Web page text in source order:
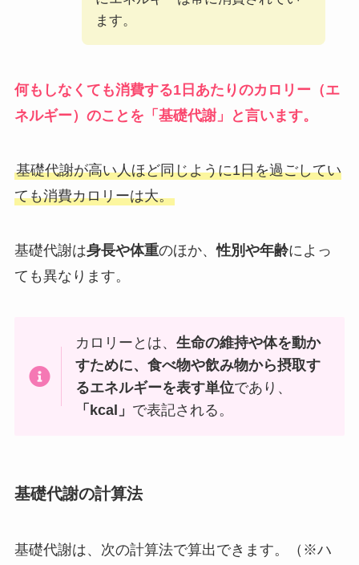
ます。
何もしなくても消費する1日あたりのカロリー（エ
ネルギー）のことを「基礎代謝」と言います。
基礎代謝が高い人ほど同じように1日を過ごしてい
ても消費カロリーは大。
基礎代謝は身長や体重のほか、性別や年齢によっ
ても異なります。
カロリーとは、生命の維持や体を動か
すために、食べ物や飲み物から摂取す
るエネルギーを表す単位であり、
「kcal」 で表記される。
基礎代謝の計算法
基礎代謝は、次の計算法で算出できます。（※ハ